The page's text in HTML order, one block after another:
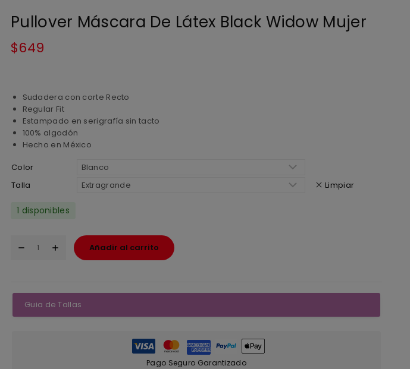
Pullover Máscara De Látex Black Widow Mujer
$649
Sudadera con corte Recto
Regular Fit
Estampado en serigrafía sin tacto
100% algodón
Hecho en México
Color
Talla
Limpiar
1 disponibles
Añadir al carrito
Guia de Tallas
Pago Seguro Garantizado